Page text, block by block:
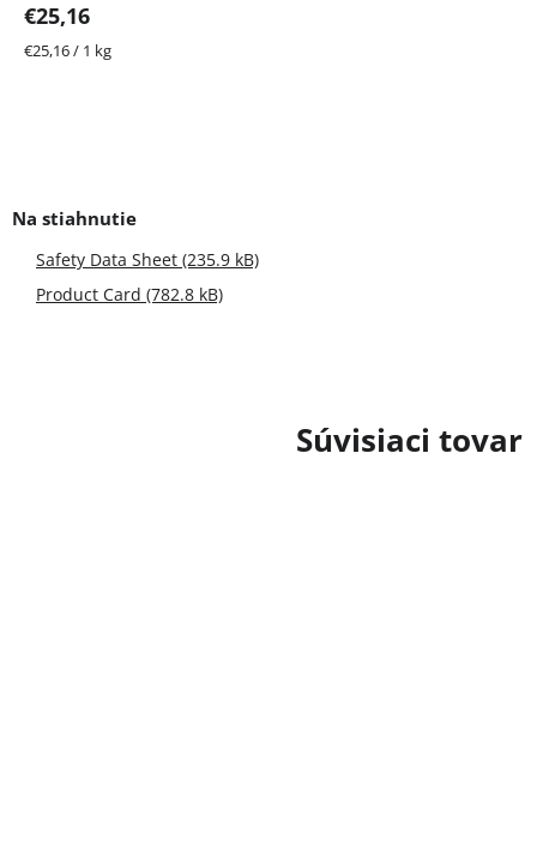
Súvisiaci tovar
€25,16
Jednotková
€25,16 / 1 kg
Safety Data Sheet (235.9 kB)
Product Card (782.8 kB)